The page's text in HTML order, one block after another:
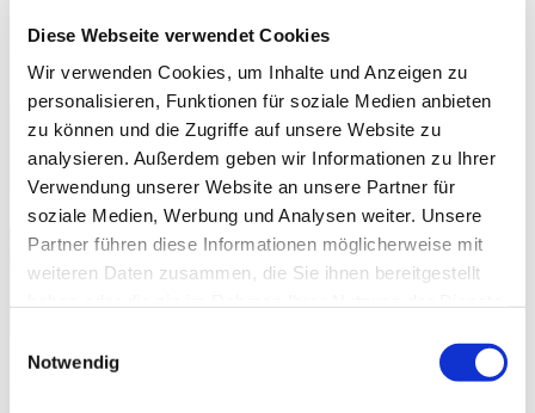
Diese Webseite verwendet Cookies
Wir verwenden Cookies, um Inhalte und Anzeigen zu
personalisieren, Funktionen für soziale Medien anbieten
zu können und die Zugriffe auf unsere Website zu
analysieren. Außerdem geben wir Informationen zu Ihrer
Verwendung unserer Website an unsere Partner für
soziale Medien, Werbung und Analysen weiter. Unsere
Partner führen diese Informationen möglicherweise mit
weiteren Daten zusammen, die Sie ihnen bereitgestellt
Notwendig